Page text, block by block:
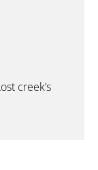
creek’s